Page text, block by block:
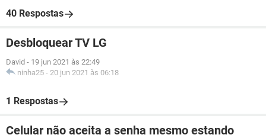
40 Respostas
Desbloquear TV LG
David - 19 jun 2021 às 22:49
ninha25 - 20 jun 2021 às 06:18
1 Respostas
Celular não aceita a senha mesmo estando